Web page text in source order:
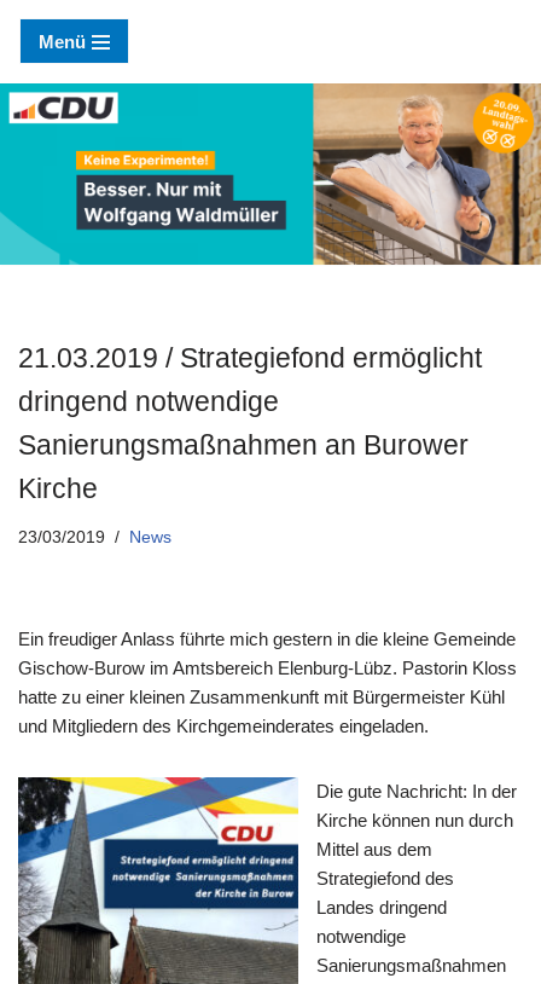
Zum
Inhalt
springen
Menü
21.03.2019 / Strategiefond ermöglicht
dringend notwendige
Sanierungsmaßnahmen an Burower
Kirche
23/03/2019 News
Ein freudiger Anlass führte mich gestern in die kleine Gemeinde
Gischow-Burow im Amtsbereich Elenburg-Lübz. Pastorin Kloss
hatte zu einer kleinen Zusammenkunft mit Bürgermeister Kühl
und Mitgliedern des Kirchgemeinderates eingeladen.
Die gute Nachricht: In der
Kirche können nun durch
Mittel aus dem
Strategiefond des
Landes dringend
notwendige
Sanierungsmaßnahmen